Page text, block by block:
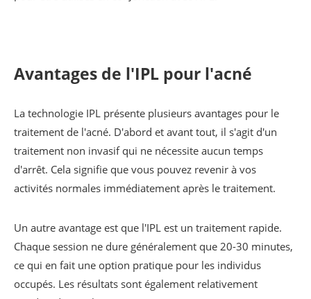
Avantages de l'IPL pour l'acné
La technologie IPL présente plusieurs avantages pour le
traitement de l'acné. D'abord et avant tout, il s'agit d'un
traitement non invasif qui ne nécessite aucun temps
d'arrêt. Cela signifie que vous pouvez revenir à vos
activités normales immédiatement après le traitement.
Un autre avantage est que l'IPL est un traitement rapide.
Chaque session ne dure généralement que 20-30 minutes,
ce qui en fait une option pratique pour les individus
occupés. Les résultats sont également relativement